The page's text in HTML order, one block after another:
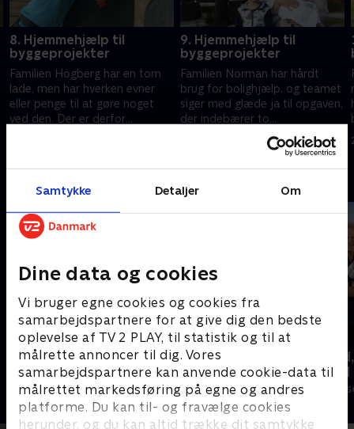
Samtykke Detaljer Om
Dine data og cookies
Vi bruger egne cookies og cookies fra
samarbejdspartnere for at give dig den bedste
oplevelse af TV 2 PLAY, til statistik og til at
målrette annoncer til dig. Vores
samarbejdspartnere kan anvende cookie-data til
målrettet markedsføring på egne og andres
platforme. Du kan til- og fravælge cookies
herunder, og du kan altid trække dit samtykke
8. Hjemmehjælp til
byggeprojekter
Familien Högberg har en tom
lade, men har hverken evner
eller penge til at gøre noget
ved den. Der er derfor
og solterrasse.
9. Hjemmehjælp til
byggeprojekter
Familien Norman har hårdt
brug for bolighjælp, og teamet
siger med glæde ja til opgaven,
der indebærer to
børneværelser, et soveværelse,
en gang og en hems.
26. september 2017 • 42 min
Ryd op i dit liv
Livsstil • 6 sæsoner
beliggenhed
Livsstil • 18